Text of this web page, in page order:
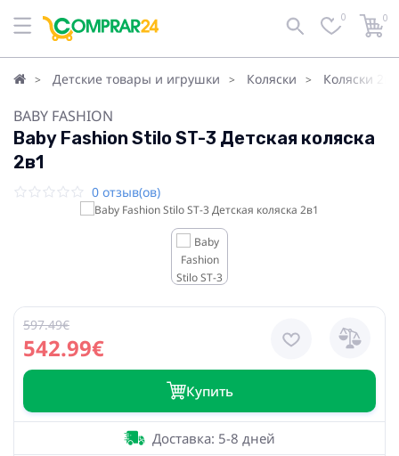
0 0
Детские товары и игрушки Коляски Коляски 2в1
BABY FASHION
Baby Fashion Stilo ST-3 Детская коляска
2в1
0 отзыв(ов)
542.99€
597.49€
Купить
Доставка: 5-8 дней